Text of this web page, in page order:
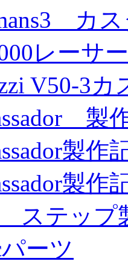
カ
レーサ
V50-3カ
製
製作
製作
ステップ
ーツ